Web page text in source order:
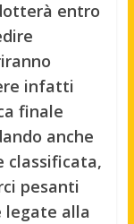
entro
infatti
finale
anche
classificata,
pesanti
legate alla